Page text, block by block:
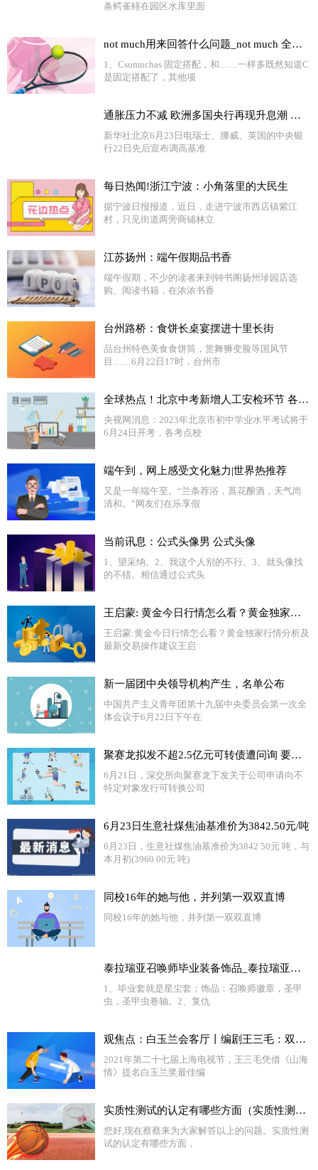
条鳄雀鳝在园区水库里面
not much用来回答什么问题_not much 全球快看点
1、Csomuchas 固定搭配，和……一样多既然知道C
是固定搭配了，其他项
通胀压力不减 欧洲多国央行再现升息潮 环球精选
新华社北京6月23日电瑞士、挪威、英国的中央银
行22日先后宣布调高基准
每日热闻!浙江宁波：小角落里的大民生
据宁波日报报道，近日，走进宁波市西店镇紫江
村，只见街道两旁商铺林立
江苏扬州：端午假期品书香
端午假期，不少的读者来到钟书阁扬州珍园店选
购、阅读书籍，在浓浓书香
台州路桥：食饼长桌宴摆进十里长街
品台州特色美食食饼筒，赏舞狮变脸等国风节
目……6月22日17时，台州市
全球热点！北京中考新增人工安检环节 各考点校准备就绪静候考生
央视网消息：2023年北京市初中学业水平考试将于
6月24日开考，各考点校
端午到，网上感受文化魅力|世界热推荐
又是一年端午至。“兰条荐浴，菖花酿酒，天气尚
清和。”网友们在乐享假
当前讯息：公式头像男 公式头像
1、望采纳。2、我这个人别的不行。3、就头像找
的不错。相信通过公式头
王启蒙: 黄金今日行情怎么看？黄金独家行情分析及最新交易操作建议
王启蒙:黄金今日行情怎么看？黄金独家行情分析及
最新交易操作建议王启
新一届团中央领导机构产生，名单公布
中国共产主义青年团第十九届中央委员会第一次全
体会议于6月22日下午在
聚赛龙拟发不超2.5亿元可转债遭问询 要求说明前期募投项目尚未建成情况下扩大业务规模的必要性|每日快讯
6月21日，深交所向聚赛龙下发关于公司申请向不
特定对象发行可转换公司
6月23日生意社煤焦油基准价为3842.50元/吨
6月23日，生意社煤焦油基准价为3842 50元 吨，与
本月初(3960 00元 吨)
同校16年的她与他，并列第一双双直博
同校16年的她与他，并列第一双双直博
泰拉瑞亚召唤师毕业装备饰品_泰拉瑞亚召唤师毕业饰品_今日观点
1、毕业套就是星尘套；饰品：召唤师徽章，圣甲
虫，圣甲虫卷轴。2、复仇
观焦点：白玉兰会客厅丨编剧王三毛：双腿走入生活，用情用心创作
2021年第二十七届上海电视节，王三毛凭借《山海
情》提名白玉兰奖最佳编
实质性测试的认定有哪些方面（实质性测试）
您好,现在蔡蔡来为大家解答以上的问题。实质性测
试的认定有哪些方面，